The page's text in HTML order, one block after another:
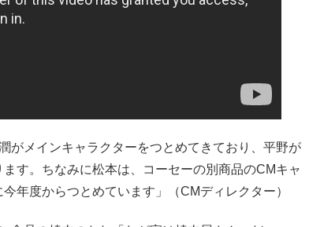
がメインキャラクターをつとめてきており、平野が
す。ちなみに松本は、コーセーの別商品のCMキャ
年度からつとめています」（CMディレクター）